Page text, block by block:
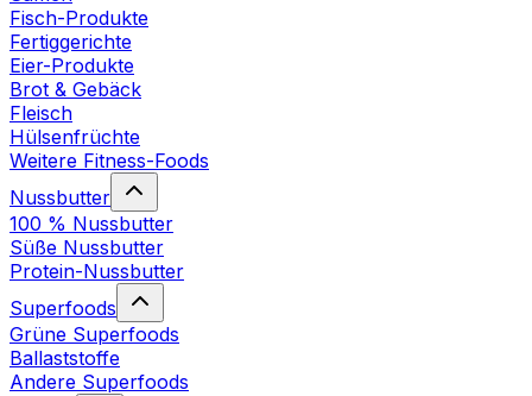
Fisch-Produkte
Fertiggerichte
Eier-Produkte
Brot & Gebäck
Fleisch
Hülsenfrüchte
Weitere Fitness-Foods
Nussbutter
100 % Nussbutter
Süße Nussbutter
Protein-Nussbutter
Superfoods
Grüne Superfoods
Ballaststoffe
Andere Superfoods